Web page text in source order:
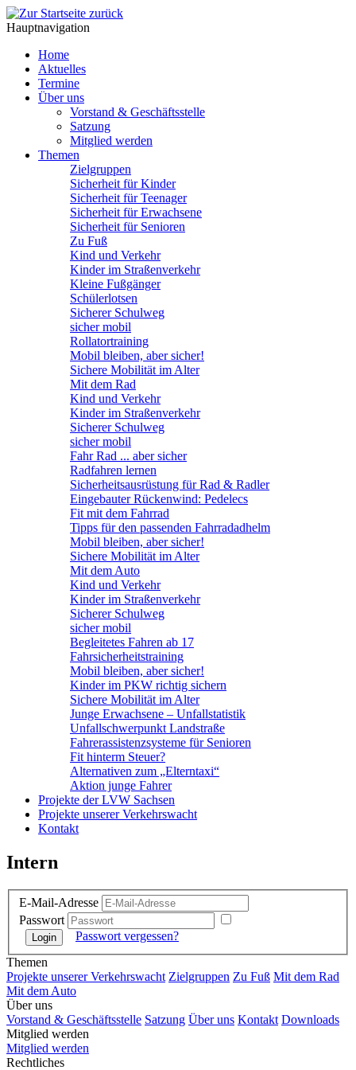
Hauptnavigation
Home
Aktuelles
Termine
Über uns
Vorstand & Geschäftsstelle
Satzung
Mitglied werden
Themen
Zielgruppen
Sicherheit für Kinder
Sicherheit für Teenager
Sicherheit für Erwachsene
Sicherheit für Senioren
Zu Fuß
Kind und Verkehr
Kinder im Straßenverkehr
Kleine Fußgänger
Schülerlotsen
Sicherer Schulweg
sicher mobil
Rollatortraining
Mobil bleiben, aber sicher!
Sichere Mobilität im Alter
Mit dem Rad
Kind und Verkehr
Kinder im Straßenverkehr
Sicherer Schulweg
sicher mobil
Fahr Rad ... aber sicher
Radfahren lernen
Sicherheitsausrüstung für Rad & Radler
Eingebauter Rückenwind: Pedelecs
Fit mit dem Fahrrad
Tipps für den passenden Fahrradadhelm
Mobil bleiben, aber sicher!
Sichere Mobilität im Alter
Mit dem Auto
Kind und Verkehr
Kinder im Straßenverkehr
Sicherer Schulweg
sicher mobil
Begleitetes Fahren ab 17
Fahrsicherheitstraining
Mobil bleiben, aber sicher!
Kinder im PKW richtig sichern
Sichere Mobilität im Alter
Junge Erwachsene – Unfallstatistik
Unfallschwerpunkt Landstraße
Fahrerassistenzsysteme für Senioren
Fit hinterm Steuer?
Alternativen zum „Elterntaxi“
Aktion junge Fahrer
Projekte der LVW Sachsen
Projekte unserer Verkehrswacht
Kontakt
Intern
E-Mail-Adresse
Passwort
Passwort vergessen?
Themen
Projekte unserer Verkehrswacht Zielgruppen Zu Fuß Mit dem Rad
Mit dem Auto
Über uns
Vorstand & Geschäftsstelle Satzung Über uns Kontakt Downloads
Mitglied werden
Mitglied werden
Rechtliches